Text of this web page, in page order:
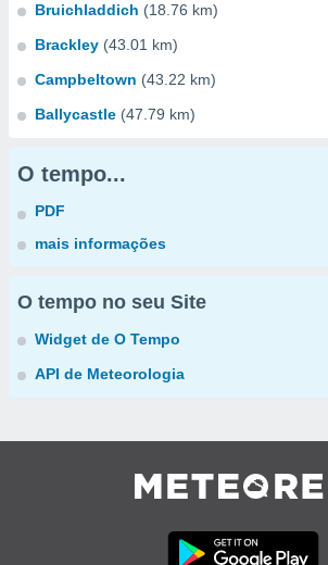
Bruichladdich (18.76 km)
Brackley (43.01 km)
Campbeltown (43.22 km)
Ballycastle (47.79 km)
O tempo...
PDF
mais informações
O tempo no seu Site
Widget de O Tempo
API de Meteorologia